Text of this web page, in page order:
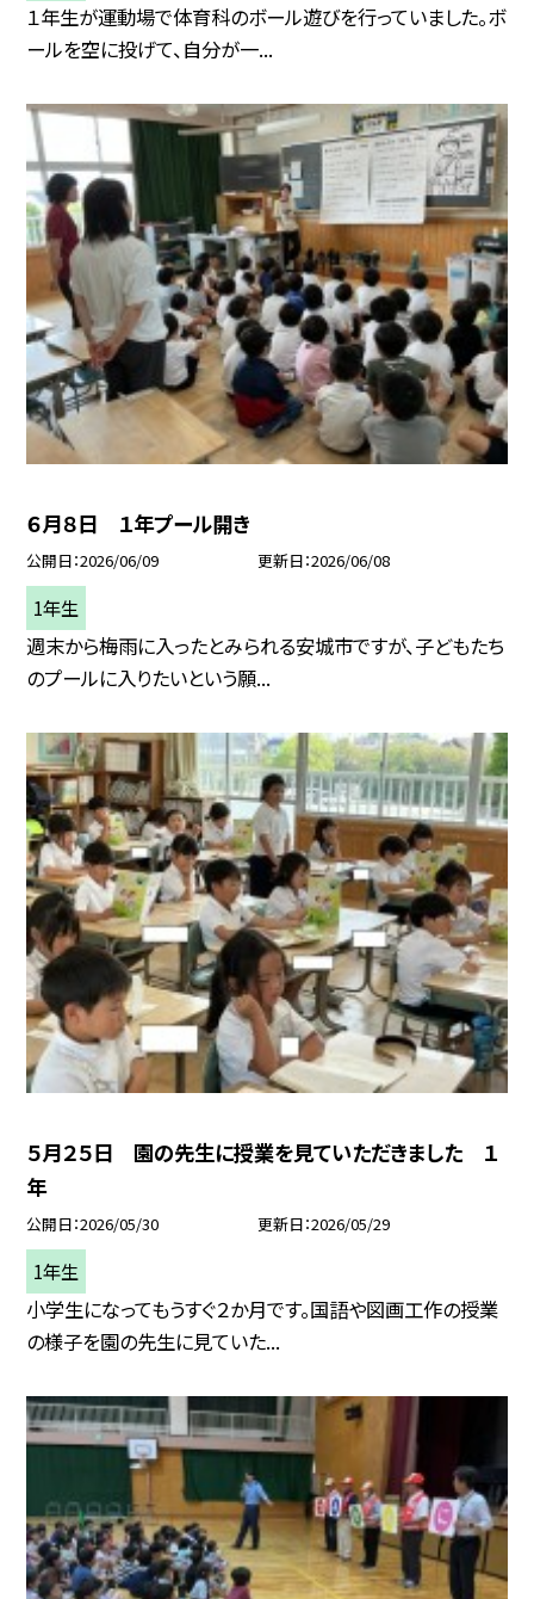
１年生が運動場で体育科のボール遊びを行っていました。ボ
ールを空に投げて、自分が一...
６月８日 １年プール開き
公開日 2026/06/09 更新日 2026/06/08
1年生
週末から梅雨に入ったとみられる安城市ですが、子どもたち
のプールに入りたいという願...
５月２５日 園の先生に授業を見ていただきました １
年
公開日 2026/05/30 更新日 2026/05/29
1年生
小学生になってもうすぐ２か月です。国語や図画工作の授業
の様子を園の先生に見ていた...